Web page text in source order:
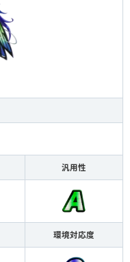
汎用性
環境対応度